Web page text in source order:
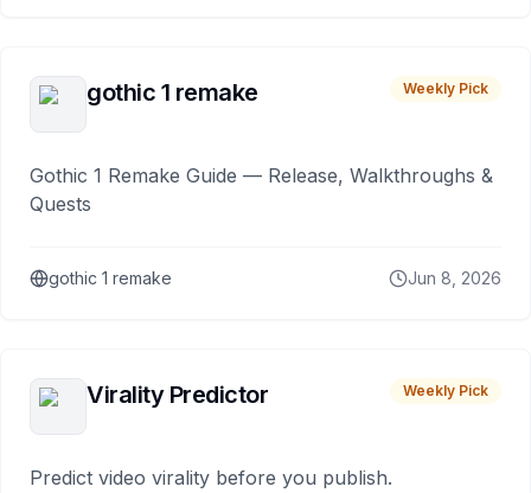
gothic 1 remake Weekly Pick
Gothic 1 Remake Guide — Release, Walkthroughs &
Quests
gothic 1 remake Jun 8, 2026
Virality Predictor Weekly Pick
Predict video virality before you publish.